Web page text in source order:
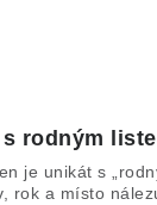
s rodným
je unikát s
rok a místo